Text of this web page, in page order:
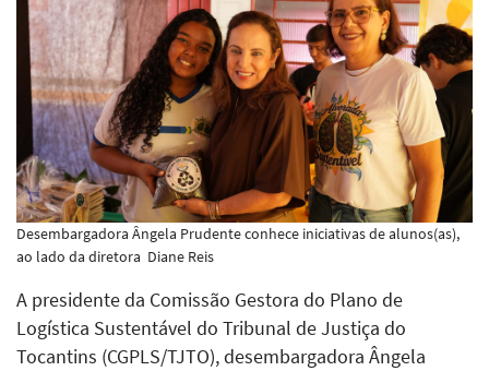
Desembargadora Ângela Prudente conhece iniciativas de alunos(as),
ao lado da diretora Diane Reis
A presidente da Comissão Gestora do Plano de
Logística Sustentável do Tribunal de Justiça do
Tocantins (CGPLS/TJTO), desembargadora Ângela